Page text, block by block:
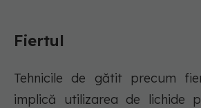
Fiertul
Tehnicile de gătit precum
implică utilizarea de lichide